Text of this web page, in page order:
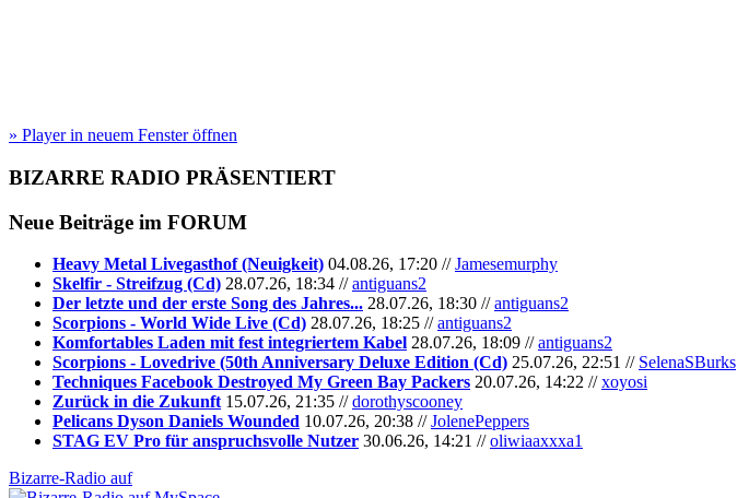
» Player in neuem Fenster öffnen
BIZARRE RADIO PRÄSENTIERT
Neue Beiträge im FORUM
Heavy Metal Livegasthof (Neuigkeit) 04.08.26, 17:20 //Jamesemurphy
Skelfir - Streifzug (Cd) 28.07.26, 18:34 //antiguans2
Der letzte und der erste Song des Jahres... 28.07.26, 18:30 //antiguans2
Scorpions - World Wide Live (Cd) 28.07.26, 18:25 //antiguans2
Komfortables Laden mit fest integriertem Kabel 28.07.26, 18:09 //antiguans2
Scorpions - Lovedrive (50th Anniversary Deluxe Edition (Cd) 25.07.26, 22:51 // SelenaSBurks
Techniques Facebook Destroyed My Green Bay Packers 20.07.26, 14:22 //xoyosi
Zurück in die Zukunft 15.07.26, 21:35 //dorothyscooney
Pelicans Dyson Daniels Wounded 10.07.26, 20:38 //JolenePeppers
STAG EV Pro für anspruchsvolle Nutzer 30.06.26, 14:21 //oliwiaaxxxa1
Bizarre-Radio auf